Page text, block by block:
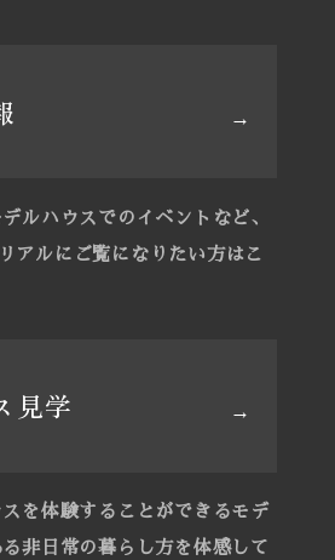
ルハウスでのイベントなど、
アルにご覧になりたい方はこ
見学
を体験することができるモデ
る非日常の暮らし方を体感して